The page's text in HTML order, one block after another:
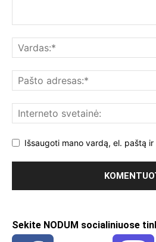
Išsaugoti mano vardą, el. paštą
Sekite NODUM socialiniuose